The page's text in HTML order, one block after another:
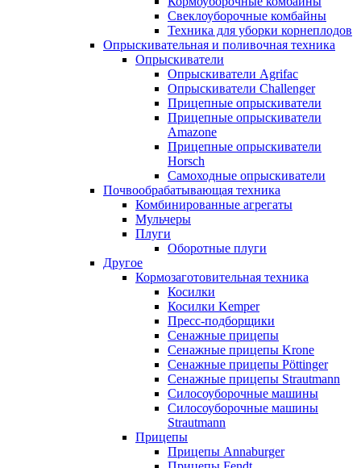
Свеклоуборочные комбайны
Техника для уборки корнеплодов
Опрыскивательная и поливочная техника
Опрыскиватели
Опрыскиватели Agrifac
Опрыскиватели Challenger
Прицепные опрыскиватели
Прицепные опрыскиватели
Amazone
Прицепные опрыскиватели
Horsch
Самоходные опрыскиватели
Почвообрабатывающая техника
Комбинированные агрегаты
Мульчеры
Плуги
Оборотные плуги
Другое
Кормозаготовительная техника
Косилки
Косилки Kemper
Пресс-подборщики
Сенажные прицепы
Сенажные прицепы Krone
Сенажные прицепы Pöttinger
Сенажные прицепы Strautmann
Силосоуборочные машины
Силосоуборочные машины
Strautmann
Прицепы
Прицепы Annaburger